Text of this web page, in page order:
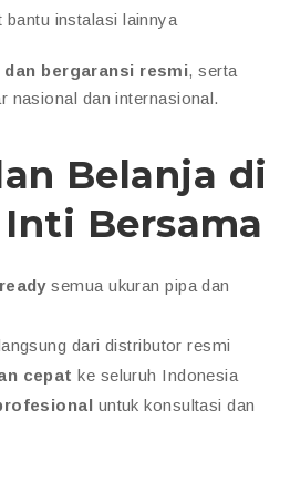
bantu instalasi lainnya
dan bergaransi resmi, serta
nasional dan internasional.
Belanja di
Inti Bersama
semua ukuran pipa dan
dari distributor resmi
cepat ke seluruh Indonesia
untuk konsultasi dan